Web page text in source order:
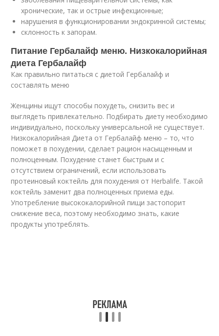
хронические, так и острые инфекционные;
нарушения в функционировании эндокринной системы;
склонность к запорам.
Питание Гербалайф меню. Низкокалорийная
диета Гербалайф
Как правильно питаться с диетой Гербалайф и
составлять меню
Женщины ищут способы похудеть, снизить вес и
выглядеть привлекательно. Подбирать диету необходимо
индивидуально, поскольку универсальной не существует.
Низкокалорийная Диета от Гербалайф меню – то, что
поможет в похудении, сделает рацион насыщенным и
полноценным. Похудение станет быстрым и с
отсутствием ограничений, если использовать
протеиновый коктейль для похудения от Herbalife. Такой
коктейль заменит два полноценных приема еды.
Употребление высококалорийной пищи застопорит
снижение веса, поэтому необходимо знать, какие
продукты употреблять.